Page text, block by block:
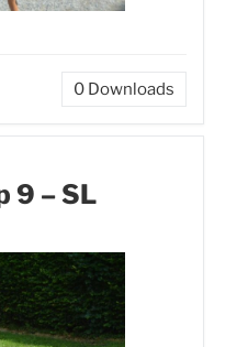
0 Downloads
9 – SL